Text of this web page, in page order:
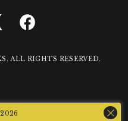
ALL RIGHTS RESERVED.